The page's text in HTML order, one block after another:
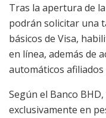
Tras la apertura de
podrán solicitar una
básicos de Visa,
en línea, además de
automáticos afiliados
Según el Banco
exclusivamente en